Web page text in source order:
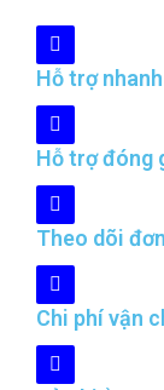
Hỗ trợ
Hỗ trợ đóng
Theo dõi
Chi phí vận